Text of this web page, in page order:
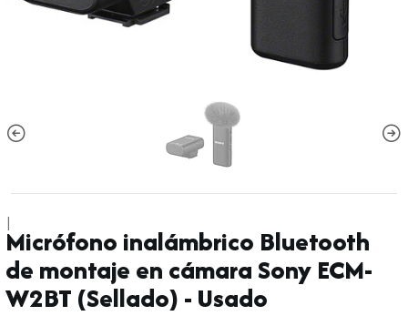
|
Micrófono inalámbrico Bluetooth
de montaje en cámara Sony ECM-
W2BT (Sellado) - Usado